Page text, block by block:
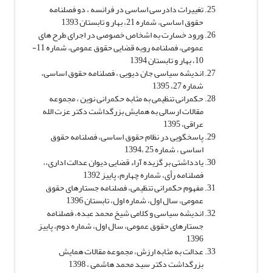
تغییرات دادرسی اساسی در فرانسه ، دو فصلنامه
حقوق اساسی، شماره 21، بهار و تابستان 1393
ورود خسارت به اشخاص خصوصی در اجرای طرح های
عمومی، فصلنامه رویه قضایی حقوق عمومی، شماره 11-
10، بهار و تابستان 1394
اندیشه سیاسی جان دیویی ، فصلنامه حقوق اساسی،
شماره 27، 1395
حکمرانی تنظیمی به مثابه حکمرانی نوین ، مجموعه
مقالات ارسالی به همایش بزرگداشت دکتر عزت الله
عراقی، 1395
پاسخگویی در نظام حقوق اساسی، فصلنامه حقوق
اساسی ، شماره 25 ،1394
یادداشتی بر گزیده آراء قضایی دیوان عدالت اداری،،
فصلنامه رأی، شماره چهارم، پاییز 1392
مفهوم حکمرانی تنظیمی، فصلنامه جستارهای حقوق
عمومی، سال اول، شماره اول، تابستان 1396
اندیشه سیاسی و کلامی شیخ محمد عبده، فصلنامه
جستارهای حقوق عمومی، سال اول، شماره دوم، پاییز
1396
عدالت به مثابه ارزش، مجموعه مقالات همایش
بزرگداشت دکتر سید محمد هاشمی ، 1398